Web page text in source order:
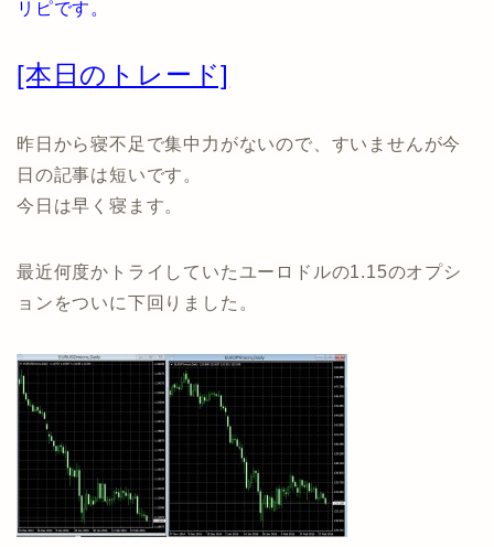
リピです。
[本日のトレード]
昨日から寝不足で集中力がないので、すいませんが今
日の記事は短いです。
今日は早く寝ます。
最近何度かトライしていたユーロドルの1.15のオプシ
ョンをついに下回りました。